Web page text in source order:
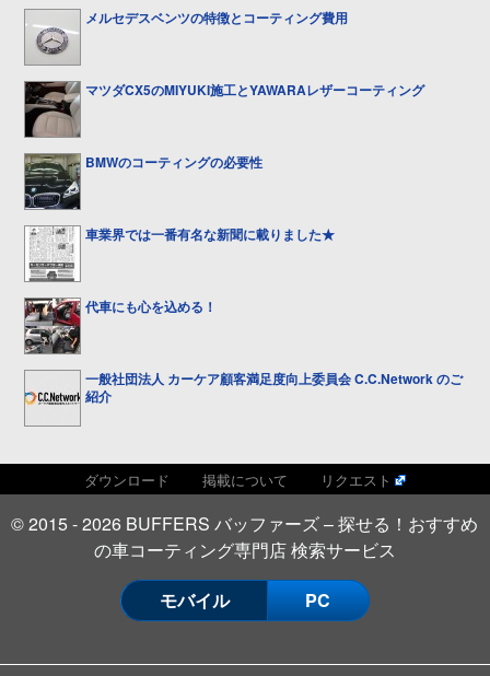
メルセデスベンツの特徴とコーティング費用
マツダCX5のMIYUKI施工とYAWARAレザーコーティング
BMWのコーティングの必要性
車業界では一番有名な新聞に載りました★
代車にも心を込める！
一般社団法人 カーケア顧客満足度向上委員会 C.C.Network のご
紹介
ダウンロード 掲載について リクエスト
© 2015 - 2026 BUFFERS バッファーズ – 探せる！おすすめ
の車コーティング専門店 検索サービス
モバイル PC